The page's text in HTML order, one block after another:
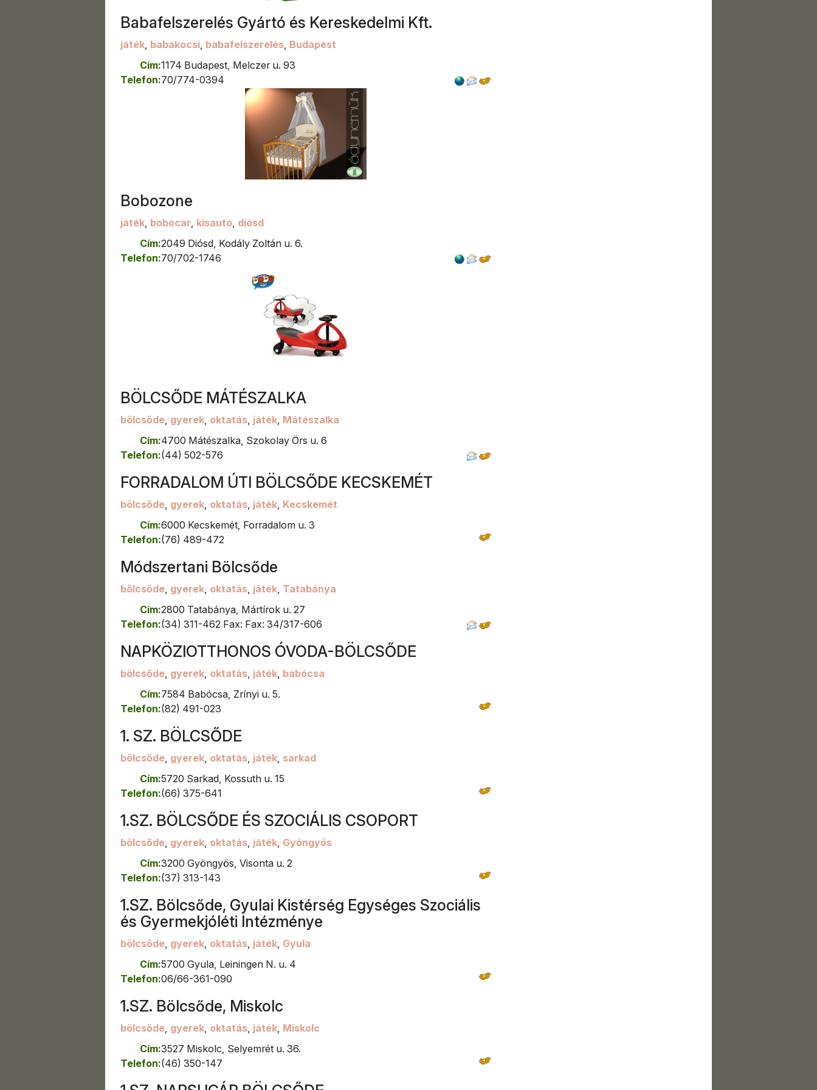
Fót
Füzesabony
Földeák
Gyomaendrőd
Hajdúböszörmény
Hajdúhadház
Hajdúsámson
Hajdúszoboszló
Jászárokszállás
Jászkísér
Jászladány
Kaba
Kápolnásnyék-
Pettend
Kapuvár
Karcag
Kecskemét
Kemecse
Kiskunfélegyháza
Kiskunhalas
Kiskunmajsa
Kiskörös
Kismaros
Kisszállás
Kisújszállás
Kiszombor
Komló
Kőszeg
Kunhegyes
Körmend
Lengyeltóti
Makó
Martfű
Mátészalka
Mezőkövesd
Mezőtúr
Mindszent
Mohács
Monor
Mosonmagyaróvár
Nádudvar
Nagyatád
Babafelszerelés Gyártó és Kereskedelmi Kft.
játék, babakocsi, babafelszerelés, Budapest
Cím:1174 Budapest, Melczer u. 93
Telefon:70/774-0394
Bobozone
játék, bobocar, kisautó, diósd
Cím:2049 Diósd, Kodály Zoltán u. 6.
Telefon:70/702-1746
BÖLCSŐDE MÁTÉSZALKA
bölcsőde, gyerek, oktatás, játék, Mátészalka
Cím:4700 Mátészalka, Szokolay Örs u. 6
Telefon:(44) 502-576
FORRADALOM ÚTI BÖLCSŐDE KECSKEMÉT
bölcsőde, gyerek, oktatás, játék, Kecskemét
Cím:6000 Kecskemét, Forradalom u. 3
Telefon:(76) 489-472
Módszertani Bölcsőde
bölcsőde, gyerek, oktatás, játék, Tatabánya
Cím:2800 Tatabánya, Mártírok u. 27
Telefon:(34) 311-462 Fax: Fax: 34/317-606
NAPKÖZIOTTHONOS ÓVODA-BÖLCSŐDE
bölcsőde, gyerek, oktatás, játék, babócsa
Cím:7584 Babócsa, Zrínyi u. 5.
Telefon:(82) 491-023
1. SZ. BÖLCSŐDE
bölcsőde, gyerek, oktatás, játék, sarkad
Cím:5720 Sarkad, Kossuth u. 15
Telefon:(66) 375-641
1.SZ. BÖLCSŐDE ÉS SZOCIÁLIS CSOPORT
bölcsőde, gyerek, oktatás, játék, Gyöngyös
Cím:3200 Gyöngyös, Visonta u. 2
Telefon:(37) 313-143
1.SZ. Bölcsőde, Gyulai Kistérség Egységes Szociális
és Gyermekjóléti Intézménye
bölcsőde, gyerek, oktatás, játék, Gyula
Cím:5700 Gyula, Leiningen N. u. 4
Telefon:06/66-361-090
1.SZ. Bölcsőde, Miskolc
bölcsőde, gyerek, oktatás, játék, Miskolc
Cím:3527 Miskolc, Selyemrét u. 36.
Telefon:(46) 350-147